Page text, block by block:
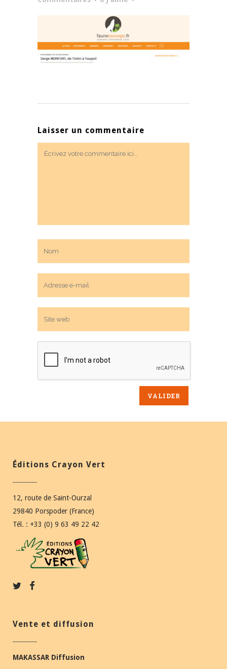
Laisser un commentaire
Éditions Crayon Vert
12, route de Saint-Ourzal
29840 Porspoder (France)
Tél. : +33 (0) 9 63 49 22 42
Vente et diffusion
MAKASSAR Diffusion